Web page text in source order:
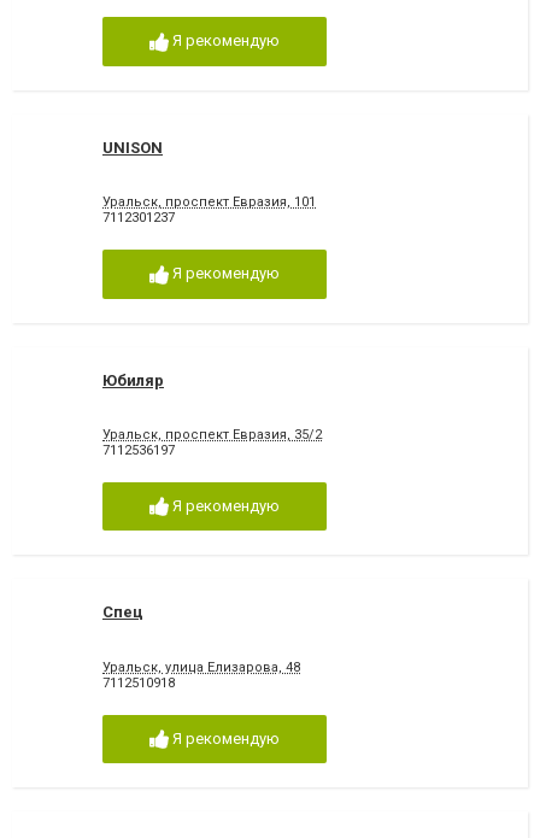
Я рекомендую
UNISON
Уральск, проспект Евразия, 101
7112301237
Я рекомендую
Юбиляр
Уральск, проспект Евразия, 35/2
7112536197
Я рекомендую
Спец
Уральск, улица Елизарова, 48
7112510918
Я рекомендую